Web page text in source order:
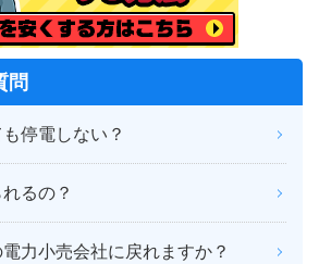
問
停電しない？
るの？
力小売会社に戻れますか？